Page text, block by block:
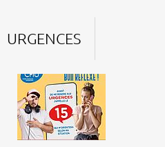
URGENCES